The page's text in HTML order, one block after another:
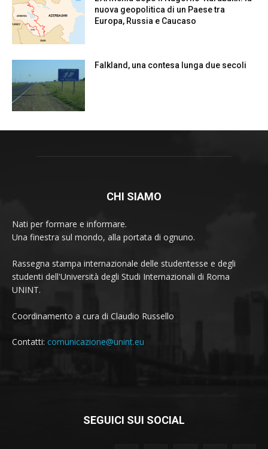
nuova geopolitica di un Paese tra
Europa, Russia e Caucaso
Falkland, una contesa lunga due secoli
CHI SIAMO
Nati per formare e informare.
Una finestra sul mondo, alla portata di ognuno.
Rassegna stampa internazionale delle studentesse e degli
studenti dell'Università degli Studi Internazionali di Roma
UNINT.
Coordinamento a cura di Claudio Russello
Contatti: comunicazione@unint.eu
SEGUICI SUI SOCIAL